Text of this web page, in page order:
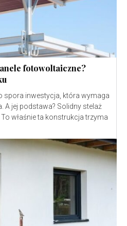
fotowoltaiczne?
spora inwestycja, która wymaga
A jej podstawa? Solidny stelaż
właśnie ta konstrukcja trzyma